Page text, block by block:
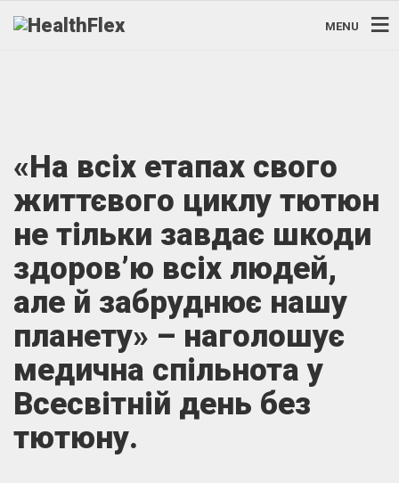
MENU
«На всіх етапах свого
життєвого циклу тютюн
не тільки завдає шкоди
здоров’ю всіх людей,
але й забруднює нашу
планету» – наголошує
медична спільнота у
Всесвітній день без
тютюну.